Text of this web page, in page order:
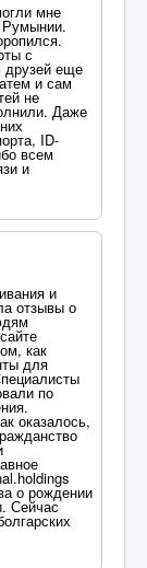
мне
Румынии.
с
друзей еще
и сам
не
Даже
ID-
всем
и
и
отзывы о
как
для
по
оказалось,
о рождении
Сейчас